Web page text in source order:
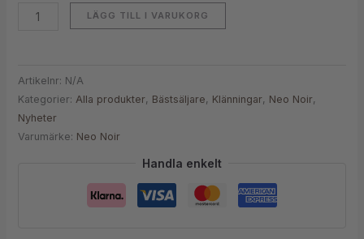
LÄGG TILL I VARUKORG
Artikelnr: N/A
Kategorier: Alla produkter, Bästsäljare, Klänningar, Neo Noir,
Nyheter
Varumärke: Neo Noir
Handla enkelt